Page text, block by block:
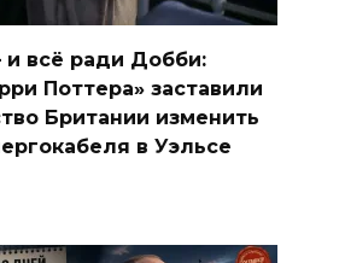
всё ради Добби:
Поттера» заставили
Британии изменить
в Уэльсе